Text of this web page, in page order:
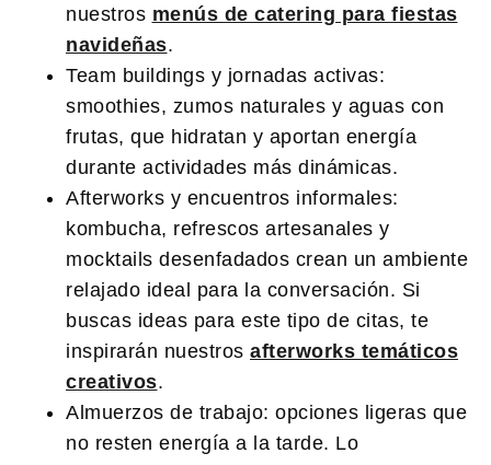
nuestros menús de catering para fiestas
navideñas.
Team buildings y jornadas activas:
smoothies, zumos naturales y aguas con
frutas, que hidratan y aportan energía
durante actividades más dinámicas.
Afterworks y encuentros informales:
kombucha, refrescos artesanales y
mocktails desenfadados crean un ambiente
relajado ideal para la conversación. Si
buscas ideas para este tipo de citas, te
inspirarán nuestros afterworks temáticos
creativos.
Almuerzos de trabajo: opciones ligeras que
no resten energía a la tarde. Lo